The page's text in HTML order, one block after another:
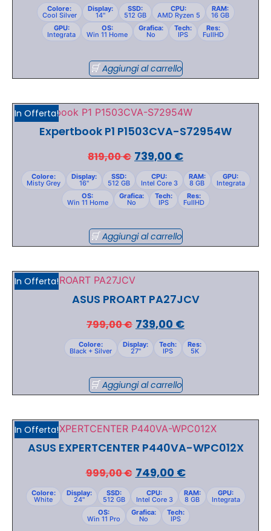
Colore:
Cool Silver
Display:
14"
SSD:
512 GB
CPU:
AMD Ryzen 5
RAM:
16 GB
GPU:
Integrata
OS:
Win 11 Home
Grafica:
No
Tech:
IPS
Res:
FullHD
Aggiungi al carrello
In Offerta!
Expertbook P1 P1503CVA-S72954W
819,00€ 739,00 €
Colore:
Misty Grey
Display:
16"
SSD:
512 GB
CPU:
Intel Core 3
RAM:
8 GB
GPU:
Integrata
OS:
Win 11 Home
Grafica:
No
Tech:
IPS
Res:
FullHD
Aggiungi al carrello
In Offerta!
ASUS PROART PA27JCV
799,00€ 739,00 €
Colore:
Black + Silver
Display:
27"
Tech:
IPS
Res:
5K
Aggiungi al carrello
In Offerta!
ASUS EXPERTCENTER P440VA-WPC012X
999,00€ 749,00 €
Colore:
White
Display:
24"
SSD:
512 GB
CPU:
Intel Core 3
RAM:
8 GB
GPU:
Integrata
OS:
Win 11 Pro
Grafica:
No
Tech:
IPS